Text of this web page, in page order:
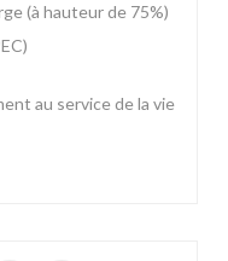
(à hauteur de 75%)
au service de la vie